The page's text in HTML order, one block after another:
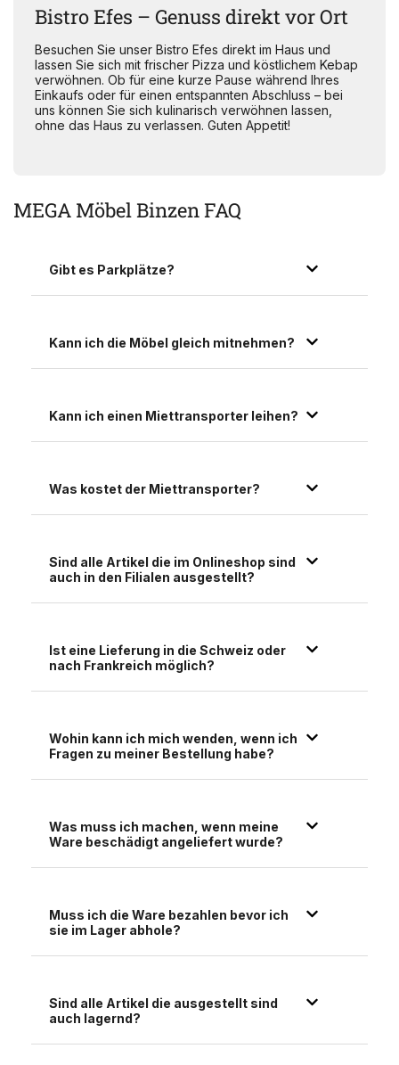
Bistro Efes – Genuss direkt vor Ort
Besuchen Sie unser Bistro Efes direkt im Haus und
lassen Sie sich mit frischer Pizza und köstlichem Kebap
verwöhnen. Ob für eine kurze Pause während Ihres
Einkaufs oder für einen entspannten Abschluss – bei
uns können Sie sich kulinarisch verwöhnen lassen,
ohne das Haus zu verlassen. Guten Appetit!
MEGA Möbel Binzen FAQ
Gibt es Parkplätze?
Kann ich die Möbel gleich mitnehmen?
Kann ich einen Miettransporter leihen?
Was kostet der Miettransporter?
Sind alle Artikel die im Onlineshop sind
auch in den Filialen ausgestellt?
Ist eine Lieferung in die Schweiz oder
nach Frankreich möglich?
Wohin kann ich mich wenden, wenn ich
Fragen zu meiner Bestellung habe?
Was muss ich machen, wenn meine
Ware beschädigt angeliefert wurde?
Muss ich die Ware bezahlen bevor ich
sie im Lager abhole?
Sind alle Artikel die ausgestellt sind
auch lagernd?